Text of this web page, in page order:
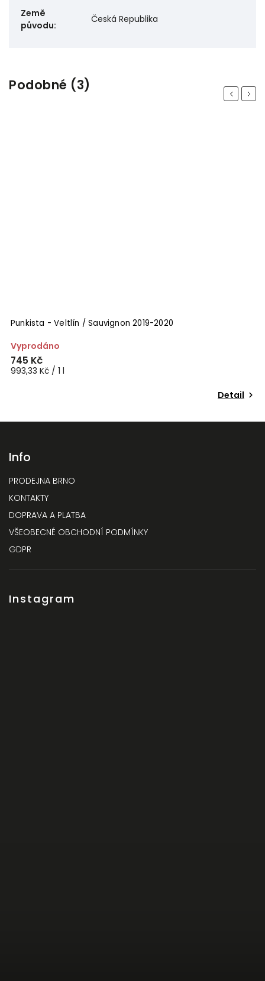
Země
původu:
Česká Republika
Podobné (3) Previous
Punkista - Veltlín / Sauvignon 2019-2020
Vyprodáno
745 Kč
993,33 Kč / 1 l
Detail
Next
Info
PRODEJNA BRNO
KONTAKTY
DOPRAVA A PLATBA
VŠEOBECNÉ OBCHODNÍ PODMÍNKY
GDPR
Instagram